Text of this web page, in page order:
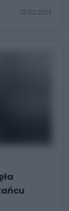
12/02/2025